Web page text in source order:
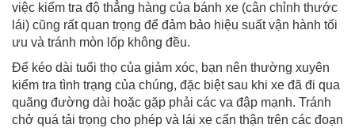
việc kiểm tra độ thẳng hàng của bánh xe (cân chỉnh thước
lái) cũng rất quan trọng để đảm bảo hiệu suất vận hành tối
ưu và tránh mòn lốp không đều.
Để kéo dài tuổi thọ của giảm xóc, bạn nên thường xuyên
kiểm tra tình trạng của chúng, đặc biệt sau khi xe đã đi qua
quãng đường dài hoặc gặp phải các va đập mạnh. Tránh
chở quá tải trọng cho phép và lái xe cẩn thận trên các đoạn